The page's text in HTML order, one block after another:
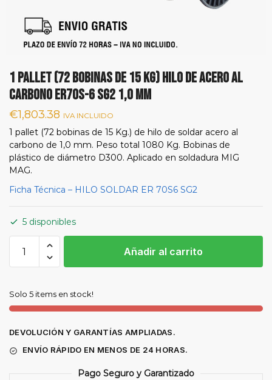
1 pallet (72 bobinas de 15 Kg) hilo de acero al
carbono ER70S-6 SG2 1,0 mm
€1,803.38 IVA INCLUIDO
1 pallet (72 bobinas de 15 Kg.) de hilo de soldar acero al
carbono de 1,0 mm. Peso total 1080 Kg. Bobinas de
plástico de diámetro D300. Aplicado en soldadura MIG
MAG.
Ficha Técnica – HILO SOLDAR ER 70S6 SG2
5 disponibles
pallet
de
15
Kg)
de
Añadir al carrito
Solo 5 items en stock!
DEVOLUCIÓN Y GARANTÍAS AMPLIADAS.
ENVÍO RÁPIDO EN MENOS DE 24 HORAS.
Pago Seguro y Garantizado